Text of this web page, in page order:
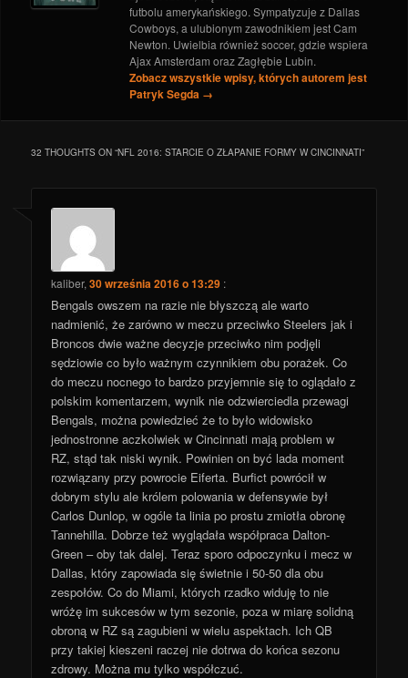
futbolu amerykańskiego. Sympatyzuje z Dallas
Cowboys, a ulubionym zawodnikiem jest Cam
Newton. Uwielbia również soccer, gdzie wspiera
Ajax Amsterdam oraz Zagłębie Lubin.
Zobacz wszystkie wpisy, których autorem jest
Patryk Segda →
32 THOUGHTS ON “NFL 2016: STARCIE O ZŁAPANIE FORMY W CINCINNATI”
kaliber,30 września 2016 o 13:29 :
Bengals owszem na razie nie błyszczą ale warto
nadmienić, że zarówno w meczu przeciwko Steelers jak i
Broncos dwie ważne decyzje przeciwko nim podjęli
sędziowie co było ważnym czynnikiem obu porażek. Co
do meczu nocnego to bardzo przyjemnie się to oglądało z
polskim komentarzem, wynik nie odzwierciedla przewagi
Bengals, można powiedzieć że to było widowisko
jednostronne aczkolwiek w Cincinnati mają problem w
RZ, stąd tak niski wynik. Powinien on być lada moment
rozwiązany przy powrocie Eiferta. Burfict powrócił w
dobrym stylu ale królem polowania w defensywie był
Carlos Dunlop, w ogóle ta linia po prostu zmiotła obronę
Tannehilla. Dobrze też wyglądała współpraca Dalton-
Green – oby tak dalej. Teraz sporo odpoczynku i mecz w
Dallas, który zapowiada się świetnie i 50-50 dla obu
zespołów. Co do Miami, których rzadko widuję to nie
wróżę im sukcesów w tym sezonie, poza w miarę solidną
obroną w RZ są zagubieni w wielu aspektach. Ich QB
przy takiej kieszeni raczej nie dotrwa do końca sezonu
zdrowy. Można mu tylko współczuć.